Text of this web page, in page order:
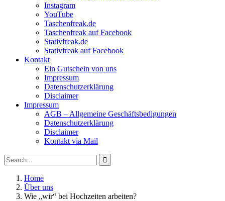
Instagram
YouTube
Taschenfreak.de
Taschenfreak auf Facebook
Stativfreak.de
Stativfreak auf Facebook
Kontakt
Ein Gutschein von uns
Impressum
Datenschutzerklärung
Disclaimer
Impressum
AGB – Allgemeine Geschäftsbedigungen
Datenschutzerklärung
Disclaimer
Kontakt via Mail
Search
Search
for:
Home
Über uns
Wie „wir“ bei Hochzeiten arbeiten?